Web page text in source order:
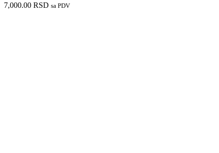
7,000.00 RSD sa PDV